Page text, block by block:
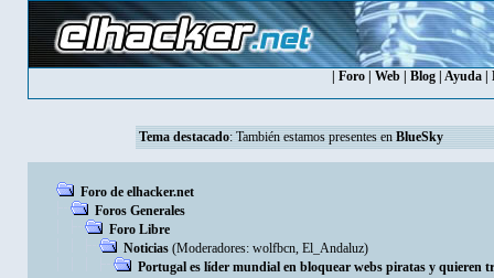
Foro Web Blog Ayuda
Tema destacado: También estamos presentes en BlueSky
Foro de elhacker.net
Foros Generales
Foro Libre
Noticias (Moderadores: wolfbcn, El_Andaluz)
Portugal es líder mundial en bloquear webs piratas y quieren